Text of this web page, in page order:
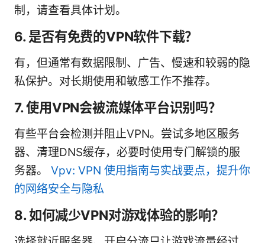
制，请查看具体计划。
6. 是否有免费的VPN软件下载？
有，但通常有数据限制、广告、慢速和较弱的隐
私保护。对长期使用和敏感工作不推荐。
7. 使用VPN会被流媒体平台识别吗？
有些平台会检测并阻止VPN。尝试多地区服务
器、清理DNS缓存，必要时使用专门解锁的服
务器。 Vpv: VPN 使用指南与实战要点，提升你
的网络安全与隐私
8. 如何减少VPN对游戏体验的影响？